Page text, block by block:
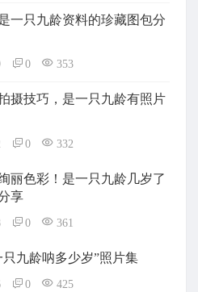
一只九龄资料的珍藏图包分
0 353
摄技巧，是一只九龄有照片
0 332
丽色彩！是一只九龄几岁了
享
0 361
九龄呐多少岁”照片集
0 425